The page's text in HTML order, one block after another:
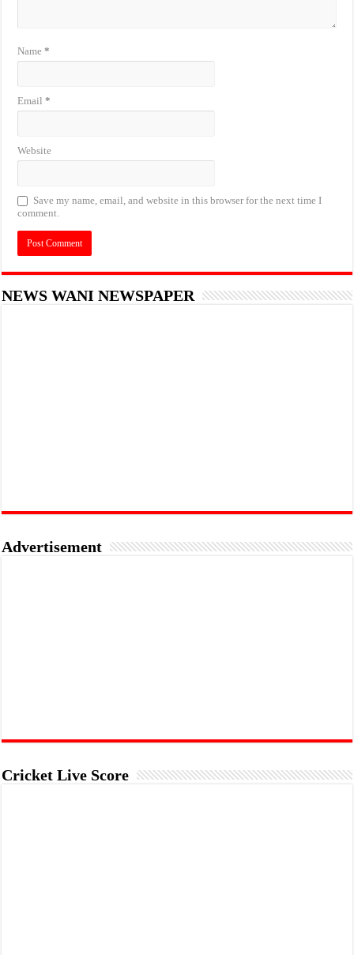
Name*
Email*
Website
Save my name, email, and website in this browser for the next time I
comment.
NEWS WANI NEWSPAPER
Advertisement
Cricket Live Score